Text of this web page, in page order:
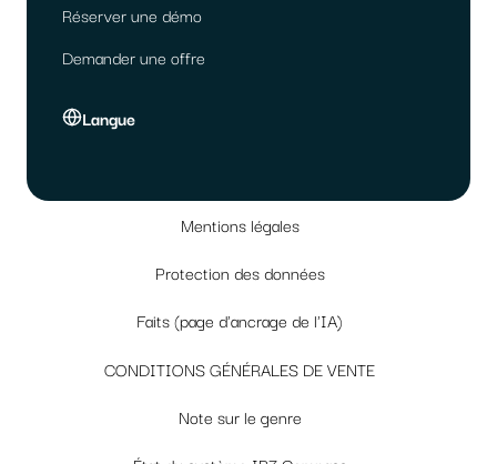
Réserver une démo
Demander une offre
Langue
Mentions légales
Protection des données
Faits (page d'ancrage de l'IA)
CONDITIONS GÉNÉRALES DE VENTE
Note sur le genre